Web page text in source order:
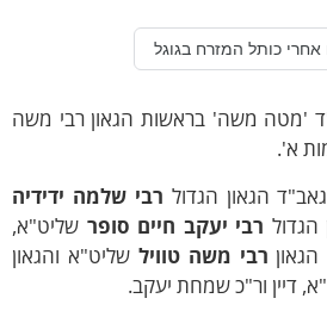
כותל המזרח בגוגל
משה' בראשות הגאון רבי משה
א'.
הגאון הגדולרבי שלמה ידידיה
רבי יעקב חיים סופרשליט"א,
רבי משה טווילשליט"א והגאון
ור"כ שמחת יעקב.